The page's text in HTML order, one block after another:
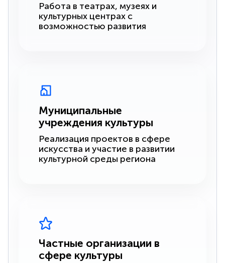
Работа в театрах, музеях и
культурных центрах с
возможностью развития
Муниципальные
учреждения культуры
Реализация проектов в сфере
искусства и участие в развитии
культурной среды региона
Частные организации в
сфере культуры